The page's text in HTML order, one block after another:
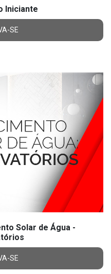
Iniciante
SE
Solar de Água -
SE